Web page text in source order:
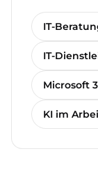
IT-
IT-
Microsoft
KI im